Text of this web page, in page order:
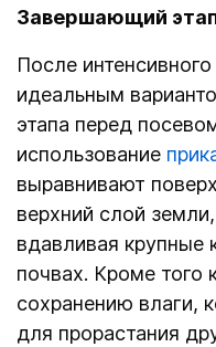
Завершающий
После
идеальным
этапа перед
использование
выравнивают
верхний слой
вдавливая крупные
почвах. Кроме того
сохранению влаги,
для прорастания